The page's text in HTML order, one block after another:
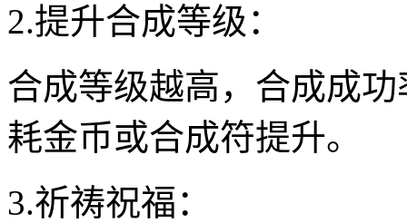
2.提升合成等级：
合成等级越高，合成成
耗金币或合成符提升。
3.祈祷祝福：